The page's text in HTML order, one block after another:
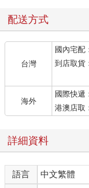
配送方式
台灣
國內宅配
到店取貨
海外
國際快遞
港澳店取
詳細資料
語言 中文繁體